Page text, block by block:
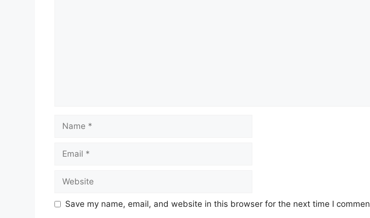
Save my name, email, and website in this browser for the next time I